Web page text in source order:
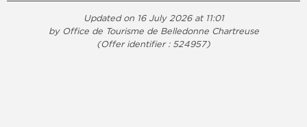
Updated on 16 July 2026 at 11:01
by Office de Tourisme de Belledonne Chartreuse
(Offer identifier : 524957)